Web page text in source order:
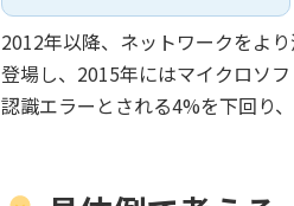
2012年以降、ネットワークをよ
登場し、2015年にはマイクロソ
認識エラーとされる4%を下回り